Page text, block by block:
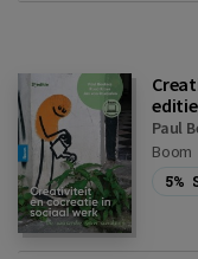
Paul
Boom
5%